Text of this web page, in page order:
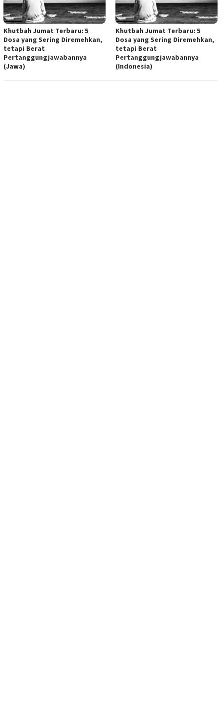
Khutbah Jumat Terbaru: 5
Dosa yang Sering Diremehkan,
tetapi Berat
Pertanggungjawabannya
(Jawa)
Khutbah Jumat Terbaru: 5
Dosa yang Sering Diremehkan,
tetapi Berat
Pertanggungjawabannya
(Indonesia)